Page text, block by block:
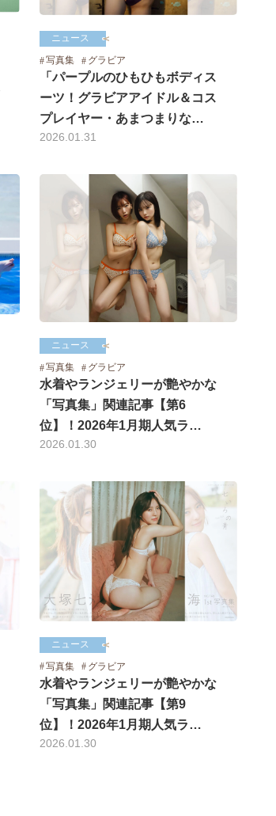
ニュース
写真集
グラビア
「パープルのひもひもボディス
ーツ！グラビアアイドル＆コス
プレイヤー・あまつまりな…
2026.01.31
ニュース
写真集
グラビア
水着やランジェリーが艶やかな
「写真集」関連記事【第6
位】！2026年1月期人気ラ…
2026.01.30
ニュース
写真集
グラビア
水着やランジェリーが艶やかな
「写真集」関連記事【第9
位】！2026年1月期人気ラ…
2026.01.30